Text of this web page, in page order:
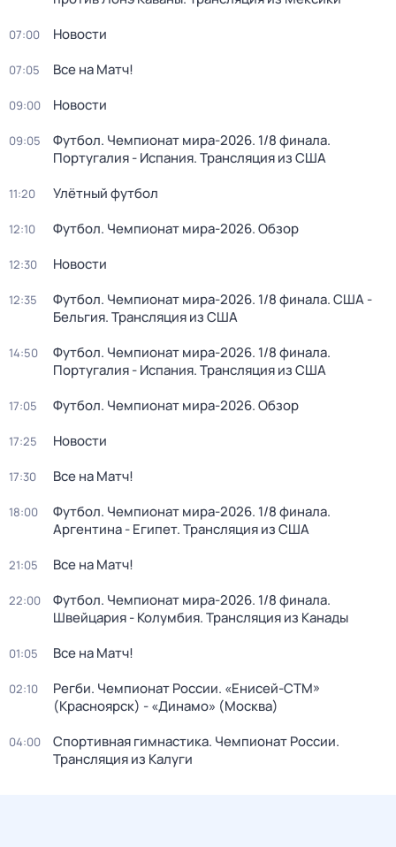
07:00 Новости
07:05 Все на Матч!
09:00 Новости
09:05
Футбол. Чемпионат мира-2026. 1/8 финала.
Португалия - Испания. Трансляция из США
11:20 Улётный футбол
12:10 Футбол. Чемпионат мира-2026. Обзор
12:30 Новости
12:35
Футбол. Чемпионат мира-2026. 1/8 финала. США -
Бельгия. Трансляция из США
14:50
Футбол. Чемпионат мира-2026. 1/8 финала.
Португалия - Испания. Трансляция из США
17:05 Футбол. Чемпионат мира-2026. Обзор
17:25 Новости
17:30 Все на Матч!
18:00
Футбол. Чемпионат мира-2026. 1/8 финала.
Аргентина - Египет. Трансляция из США
21:05 Все на Матч!
22:00
Футбол. Чемпионат мира-2026. 1/8 финала.
Швейцария - Колумбия. Трансляция из Канады
01:05 Все на Матч!
02:10
Регби. Чемпионат России. «Енисей-СТМ»
(Красноярск) - «Динамо» (Москва)
04:00
Спортивная гимнастика. Чемпионат России.
Трансляция из Калуги